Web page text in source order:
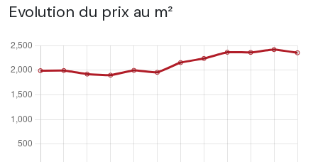
Evolution du prix au m²